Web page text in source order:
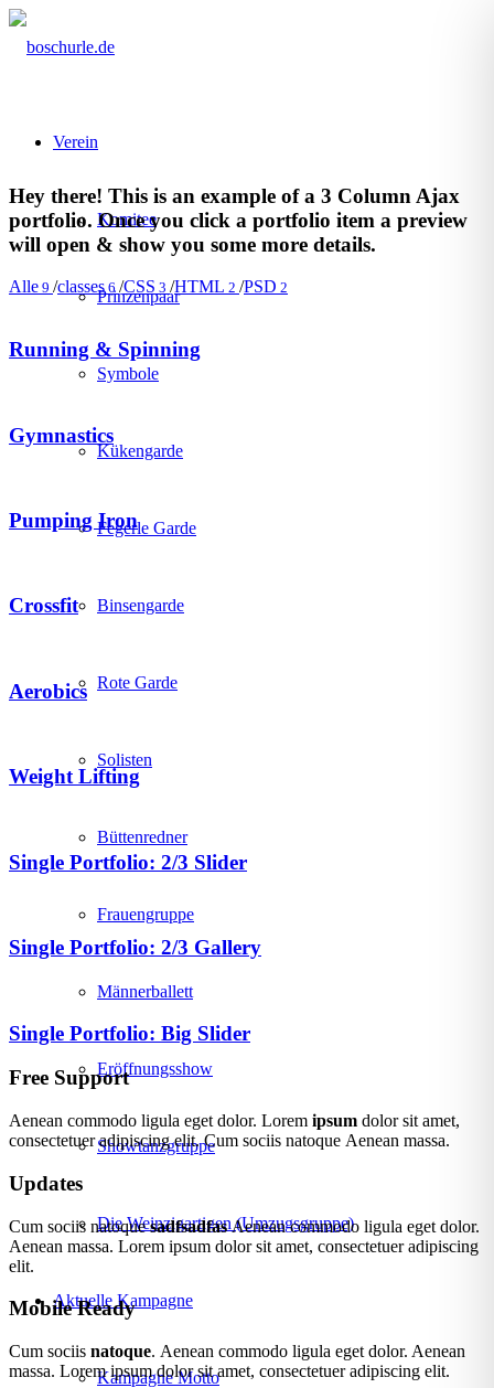
Verein
Komitee
Prinzenpaar
Symbole
Kükengarde
Fegerle Garde
Binsengarde
Rote Garde
Solisten
Büttenredner
Frauengruppe
Männerballett
Eröffnungsshow
Showtanzgruppe
Die Weinzigartigen (Umzugsgruppe)
Aktuelle Kampagne
Kampagne Motto
Hey there! This is an example of a 3 Column Ajax
portfolio. Once you click a portfolio item a preview
will open & show you some more details.
Alle 9 /classes6 /CSS 3 /HTML 2 /PSD 2
Running & Spinning
Gymnastics
Pumping Iron
Crossfit
Aerobics
Weight Lifting
Single Portfolio: 2/3 Slider
Single Portfolio: 2/3 Gallery
Single Portfolio: Big Slider
Free Support
Aenean commodo ligula eget dolor. Lorem ipsum dolor sit amet,
consectetuer adipiscing elit. Cum sociis natoque Aenean massa.
Updates
Cum sociis natoquesadfsadfasAenean commodo ligula eget dolor.
Aenean massa. Lorem ipsum dolor sit amet, consectetuer adipiscing
elit.
Mobile Ready
Cum sociis natoque. Aenean commodo ligula eget dolor. Aenean
massa. Lorem ipsum dolor sit amet, consectetuer adipiscing elit.